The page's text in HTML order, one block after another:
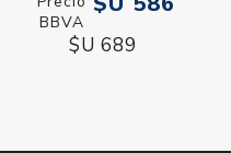
$U 689